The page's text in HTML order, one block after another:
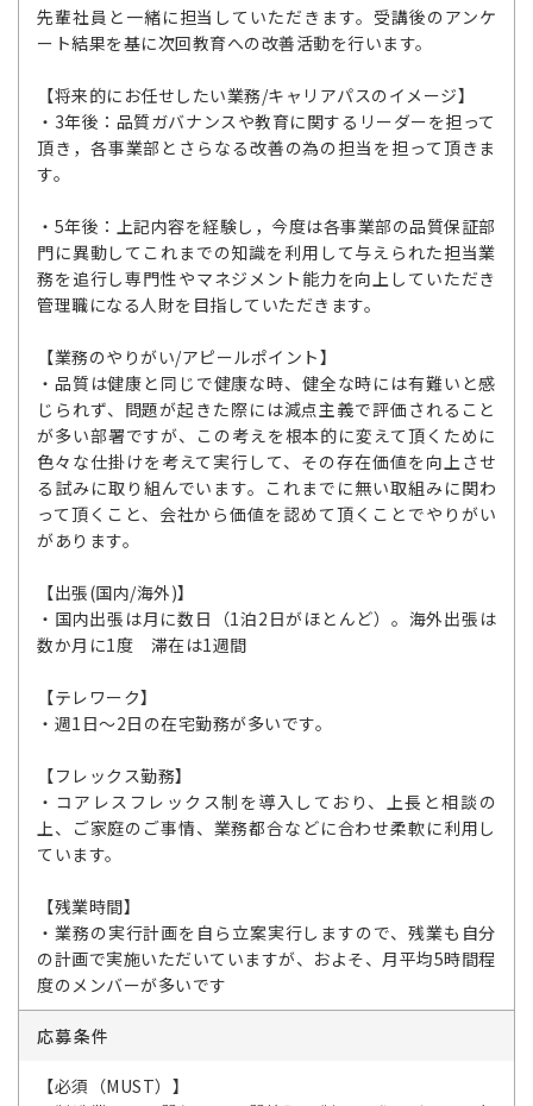
先輩社員と一緒に担当していただきます。受講後のアンケ
ート結果を基に次回教育への改善活動を行います。
【将来的にお任せしたい業務/キャリアパスのイメージ】
・3年後：品質ガバナンスや教育に関するリーダーを担って
頂き，各事業部とさらなる改善の為の担当を担って頂きま
す。
・5年後：上記内容を経験し，今度は各事業部の品質保証部
門に異動してこれまでの知識を利用して与えられた担当業
務を追行し専門性やマネジメント能力を向上していただき
管理職になる人財を目指していただきます。
【業務のやりがい/アピールポイント】
・品質は健康と同じで健康な時、健全な時には有難いと感
じられず、問題が起きた際には減点主義で評価されること
が多い部署ですが、この考えを根本的に変えて頂くために
色々な仕掛けを考えて実行して、その存在価値を向上させ
る試みに取り組んでいます。これまでに無い取組みに関わ
って頂くこと、会社から価値を認めて頂くことでやりがい
があります。
【出張(国内/海外)】
・国内出張は月に数日（1泊2日がほとんど）。海外出張は
数か月に1度 滞在は1週間
【テレワーク】
・週1日～2日の在宅勤務が多いです。
【フレックス勤務】
・コアレスフレックス制を導入しており、上長と相談の
上、ご家庭のご事情、業務都合などに合わせ柔軟に利用し
ています。
【残業時間】
・業務の実行計画を自ら立案実行しますので、残業も自分
の計画で実施いただいていますが、およそ、月平均5時間程
度のメンバーが多いです
応募条件
【必須（MUST）】